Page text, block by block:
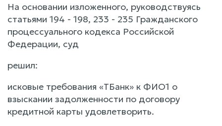
На основании изложенного, руководствуясь
статьями 194 - 198, 233 - 235 Гражданского
процессуального кодекса Российской
Федерации, суд
решил:
исковые требования «ТБанк» к ФИО1 о
взыскании задолженности по договору
кредитной карты удовлетворить.